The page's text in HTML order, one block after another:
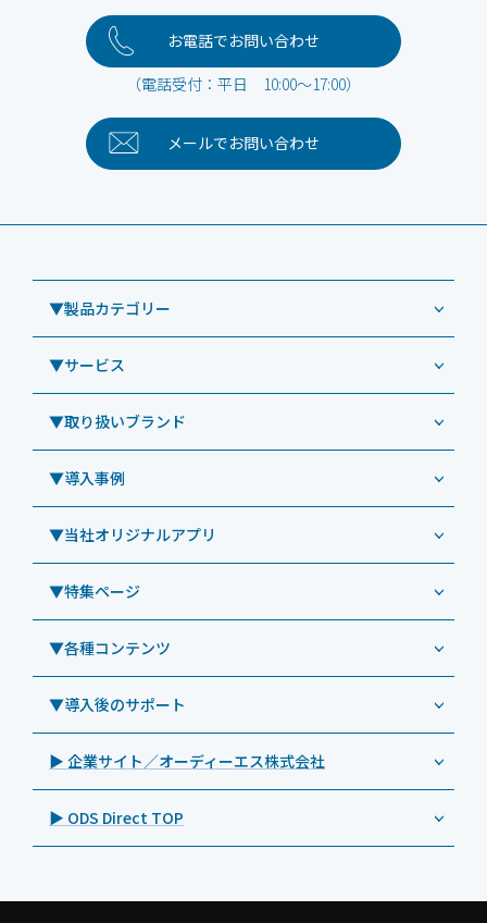
お電話でお問い合わせ
（電話受付：平日 10:00～17:00）
メールでお問い合わせ
▼製品カテゴリー
業務用タブレット
Windowsタブレット TW2A-NF9LTA
Windowsタブレット TW2A-N9LTA
Windowsタブレット TW2A-N9LT
Windowsタブレット TW2A-E9LT
Androidタブレット TA2C-NF8
Androidタブレット TA2C-NF8BL
Androidタブレット TA2C-CS8
Androidタブレット TA2C-CS8BL
Androidタブレット TA2C-DR94G
Androidタブレット TA2C-M8AC
Androidタブレット TA2C-M8
▼サービス
コールセンター
CRMシステム「カイゼンコール」
リペアサービス
教育機関向けiPad修理パック
社内ヘルプデスク代行サービス
教育機関向けiPad管理運用パック
教育機関向けICT支援ソリューション
教育機関向けネットワーク機器導入保守
キッティング
自治体向けDXソリューションサービス
法人向けiPad修理＆デバイス買取サービス
▼取り扱いブランド
ODS（オーディーエス）
LG（エルジー）
ViewSonic（ビューソニック）
PHILIPS（フィリップス）
DynaScan（ダイナスキャン）
SAMSUNG（サムスン）
Goodview（グッドビュー）
Cloudpoint（クラウドポイント）
BenQ（ベンキュー）
Magconn（マグコン）
BIAMP ／ Apart Audio（バイアンプ）
▼導入事例
導入事例（業務用タブレット、デジタルサイネージほか）
事例：業務用タブレット端末
事例：業務用サイネージ・プロジェクター
事例：業務用オーディオ・その他AV機器
事例：サービス
▼当社オリジナルアプリ
業務効率化アプリ「NFCオプティマイザー」
サポート支援アプリ「ログ送信アプリ」
MDMアプリ「Tablet Control」
▼特集ページ
業務用タブレット
>特長1：USB Type-Aポート
>特長2：microHDMIポート
>特長3：AC常時給電タイプ
>飲食向けタブレット
>ホテル向けタブレット
▼各種コンテンツ
特集記事
製品カタログ
プレスリリース
製品写真
▼導入後のサポート
オーディーエスPCカスタマーセンター
▶ 企業サイト／オーディーエス株式会社
▶ ODS Direct TOP